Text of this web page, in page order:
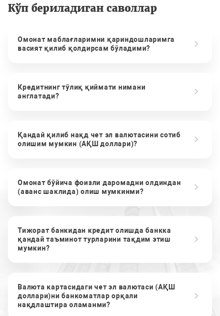
Кўп бериладиган саволлар
Омонат маблағларимни қариндошларимга
васият қилиб қолдирсам бўладими?
Кредитнинг тўлиқ қиймати нимани
англатади?
Қандай қилиб нақд чет эл валютасини сотиб
олишим мумкин (АҚШ доллари)?
Омонат бўйича фоизли даромадни олдиндан
(аванс шаклида) олиш мумкинми?
Тижорат банкидан кредит олишда банкка
қандай таъминот турларини тақдим этиш
мумкин?
Валюта картасидаги чет эл валютаси (АҚШ
доллари)ни банкоматлар орқали
нақдлаштира оламанми?